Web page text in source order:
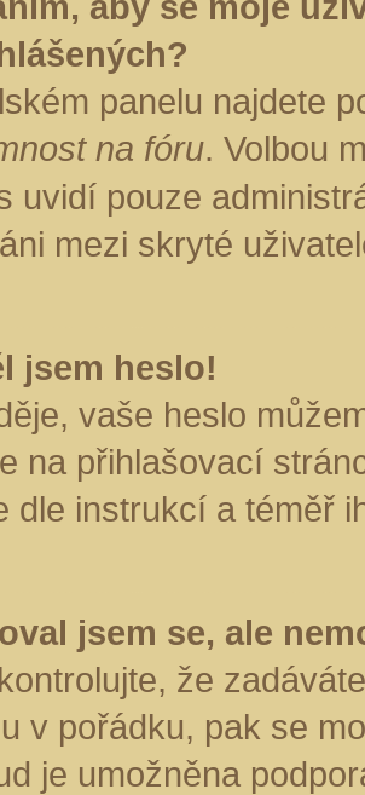
panelu najdete
na fóru. Volbou
uvidí pouze
mezi skryté
jsem heslo!
vaše heslo
na přihlašovací
dle instrukcí a téměř
jsem se, ale
že
v pořádku, pak se
je umožněna